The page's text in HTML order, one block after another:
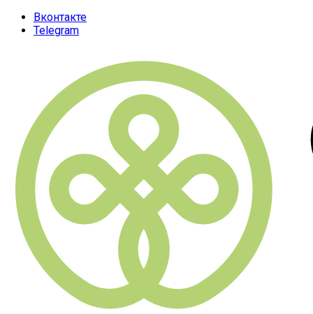
Вконтакте
Telegram